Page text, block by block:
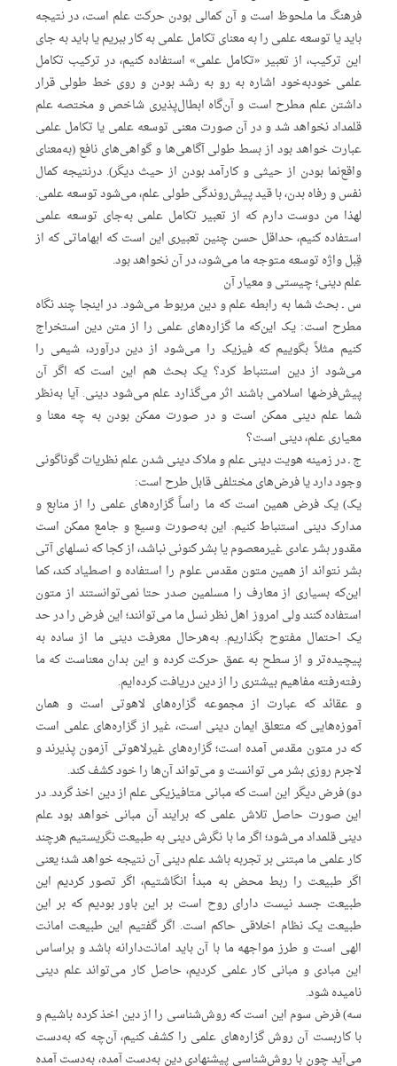
فرهنگ ما ملحوظ است و آن کمالی بودن حرکت علم است، در نتیجه
باید یا توسعه علمی را به ‌معنای تکامل علمی به ‌کار ببریم یا باید به ‌جای
این ترکیب، از تعبیر «تکامل علمی» استفاده کنیم، در ترکیب تکامل
علمی خودبه‌خود اشاره به رو به رشد بودن و روی خط طولی قرار
داشتن علم مطرح است و آن‌گاه ابطال‌پذیری شاخص و مختصه علم
قلمداد نخواهد شد و در آن صورت معنی توسعه علمی یا تکامل علمی
عبارت خواهد بود از بسط طولی آگاهی‌ها و گواهی‌های نافع (به‌معنای
واقع‌نما بودن از حیثی و کارآمد بودن از حیث دیگر). درنتیجه کمال
نفس و رفاه بدن، با قید پیش‌روند‌گی طولی علم، می‌شود توسعه علمی.
لهذا من دوست دارم که از تعبیر تکامل علمی به‌جای توسعه علمی
استفاده کنیم، حداقل حسن چنین تعبیری این است که ابهاماتی که از
قِبل واژه توسعه متوجه ما می‌شود، در آن نخواهد بود.
علم دینی؛ چیستی و معیار آن
س ـ‌ بحث شما به رابطه علم و دین مربوط می‌شود. در اینجا چند نگاه
مطرح است: یک این‌که ما گزاره‌های علمی را از متن دین استخراج
کنیم مثلاً بگوییم که فیزیک را می‌شود از دین درآورد، شیمی را
می‌شود از دین استنباط کرد؟ یک بحث هم این است که اگر آن
پیش‌فرضها اسلامی باشند اثر می‌گذارد علم می‌شود دینی. آیا به‌نظر
شما علم دینی ممکن است و در صورت ممکن بودن به‌ چه معنا و
معیاری علم، دینی است؟
ج ـ در زمینه هویت دینی علم و ملاک دینی شدن علم نظریات گوناگونی
وجود دارد یا فرض‌های مختلفی قابل طرح است:
یک) یک فرض همین است که ما راساً گزاره‌های علمی را از منابع و
مدارک دینی استنباط کنیم. این به‌صورت وسیع و جامع ممکن است
مقدور بشر عادی غیرمعصوم یا بشر کنونی نباشد، از کجا که نسلهای آتی
بشر نتواند از همین متون مقدس علوم را استفاده و اصطیاد کند، کما
این‌که بسیاری از معارف را مسلمین صدر حتا نمی‌توانستند از متون
استفاده کنند ولی امروز اهل نظر نسل ما می‌توانند؛ این فرض را در حد
یک احتمال مفتوح بگذاریم. به‌هرحال معرفت دینی ما از ساده به
پیچیده‌تر و از سطح به عمق حرکت کرده و این بدان معناست که ما
رفته‌رفته مفاهیم بیشتری را از دین دریافت کرده‌ایم.
و عقائد که عبارت از مجموعه گزاره‌های لاهوتی است و همان
آموزه‌هایی که متعلق ایمان دینی است، غیر از گزاره‌های علمی است
که در متون مقدس آمده است؛ گزاره‌های غیرلاهوتی آزمون پذیرند و
لاجرم روزی بشر می توانست و می‌تواند آن‌‌ها را خود کشف کند.
دو) فرض دیگر این است که مبانی متافیزیکی علم از دین اخذ گردد. در
این صورت حاصل تلاش علمی که برایند آن مبانی خواهد بود علم
دینی قلمداد می‌شود؛ اگر ما با نگرش دینی به طبیعت نگریستیم هرچند
کار علمی ما مبتنی بر تجربه باشد علم دینی آن نتیجه خواهد شد؛ یعنی
اگر طبیعت را ربط محض به مبدأ انگاشتیم، اگر تصور کردیم این
طبیعت جسد نیست دارای روح است بر این باور بودیم که بر این
طبیعت یک نظام اخلاقی حاکم است. اگر گفتیم این طبیعت امانت
الهی است و طرز مواجهه ما با آن باید امانت‌دارانه باشد و براساس
این مبادی و مبانی کار علمی کردیم، حاصل کار می‌تواند علم دینی
نامیده شود.
سه) فرض سوم این است که روش‌شناسی را از دین اخذ کرده باشیم و
با کاربست آن روش گزاره‌های علمی را کشف کنیم، آن‌چه که به‌دست
می‌آید چون با روش‌شناسی پیشنهادی دین به‌دست آمده، به‌دست آمده